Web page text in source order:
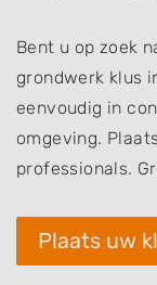
Bent u op zoek
grondwerk klus
eenvoudig in
omgeving.
professionals.
Plaats uw